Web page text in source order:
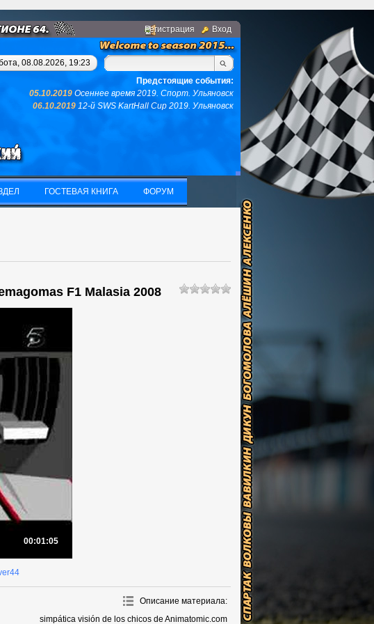
Регистрация Вход
картингом, у вас не останется ни того ни
08.08.2026, 19:23
Предстоящие события:
05.10.2019 Осеннее время 2019. Спорт. Ульяновск
06.10.2019 12-й SWS KartHall Cup 2019. Ульяновск
ГОСТЕВАЯ КНИГА ФОРУМ
F1 Malasia 2008
00:01:05
Описание материала:
simpática visión de los chicos de Animatomic.com